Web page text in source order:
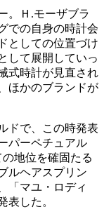
。Ｈ.モーザブラ
での自身の時計会
としての位置づけ
して展開していっ
式時計が見直され
ほかのブランドが
ドで、この時発表
パーペチュアル
地位を確固たる
ルヘアスプリン
「マユ・ロディ
表した。